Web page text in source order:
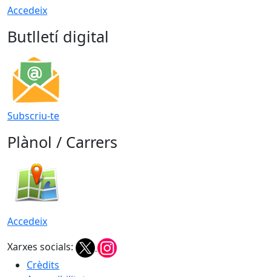
Accedeix
Butlletí digital
Subscriu-te
Plànol / Carrers
Accedeix
Xarxes socials:
Crèdits